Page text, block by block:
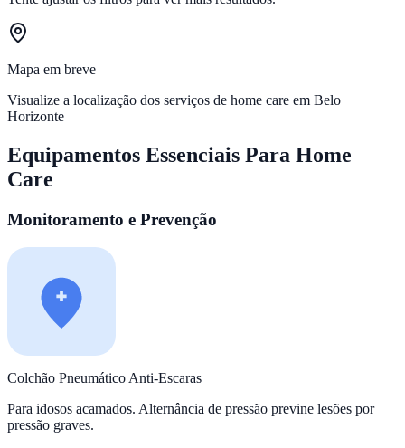
Mapa em breve
Visualize a localização dos serviços de home care em Belo
Horizonte
Equipamentos Essenciais Para Home
Care
Monitoramento e Prevenção
Colchão Pneumático Anti-Escaras
Para idosos acamados. Alternância de pressão previne lesões por
pressão graves.